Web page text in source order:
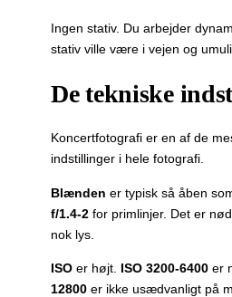
Ingen stativ. Du arbejder
stativ ville være i vejen og
De tekniske
Koncertfotografi er en af de
indstillinger i hele fotografi.
Blænden er typisk så åben
f/1.4-2 for primlinjer. Det er
nok lys.
ISO er højt. ISO 3200-6400 er
12800 er ikke usædvanligt på